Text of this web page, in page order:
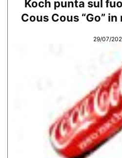
Koch punta sul
Cous Cous “Go”
29/07/